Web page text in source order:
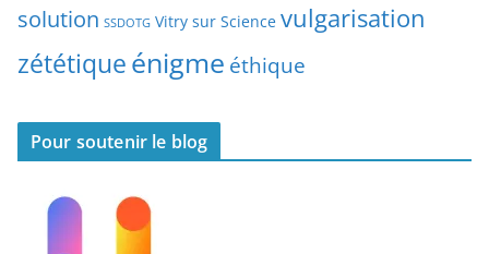
solution SSDOTG Vitry sur Science vulgarisation
zététiqueénigme éthique
Pour soutenir le blog